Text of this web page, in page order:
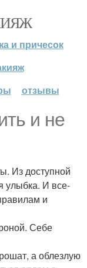
и причесок
отзывы
и не
Из доступной
улыбка. И все-
и
Себе
а облезлую